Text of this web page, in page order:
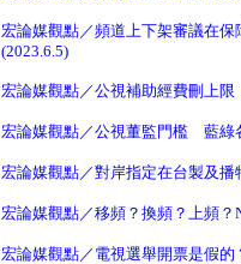
宏論媒觀點／頻道上下架審議在保
(2023.6.5)
宏論媒觀點／公視補助經費刪上
宏論媒觀點／公視董監門檻 藍綠
宏論媒觀點／對岸指定在台製及
宏論媒觀點／移頻？換頻？上頻
宏論媒觀點／電視選舉開票是假